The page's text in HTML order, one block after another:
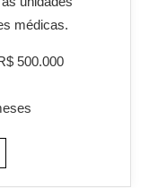
médicas.
500.000